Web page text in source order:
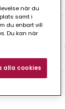
när du
samt i
du enbart vill
Du kan när
alla cookies